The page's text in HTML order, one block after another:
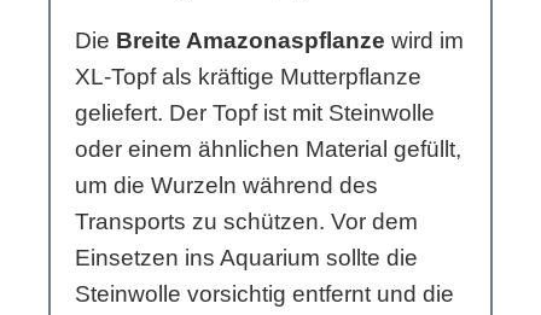
Die Breite Amazonaspflanze wird im
XL-Topf als kräftige Mutterpflanze
geliefert. Der Topf ist mit Steinwolle
oder einem ähnlichen Material gefüllt,
um die Wurzeln während des
Transports zu schützen. Vor dem
Einsetzen ins Aquarium sollte die
Steinwolle vorsichtig entfernt und die